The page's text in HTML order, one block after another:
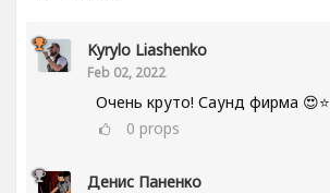
Kyrylo Liashenko
Feb 02, 2022
Очень круто! Саунд фирма 😍⭐
0 props
Денис Паненко